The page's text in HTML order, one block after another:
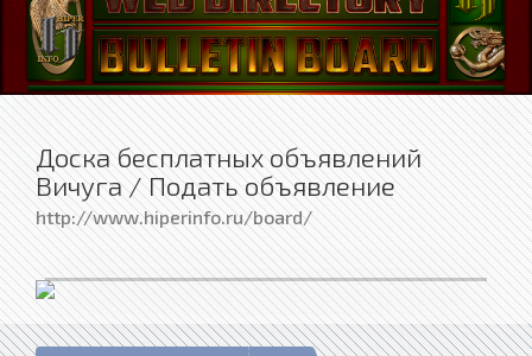
Доска бесплатных объявлений
Вичуга / Подать объявление
http://www.hiperinfo.ru/board/